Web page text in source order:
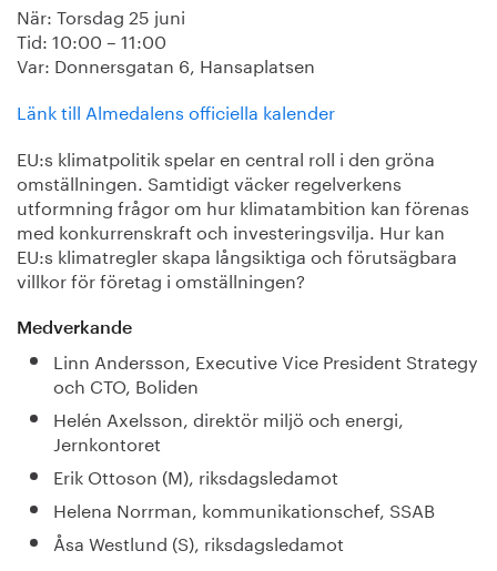
När: Torsdag 25 juni
Tid: 10:00 – 11:00
Var: Donnersgatan 6, Hansaplatsen
Länk till Almedalens officiella kalender
EU:s klimatpolitik spelar en central roll i den gröna
omställningen. Samtidigt väcker regelverkens
utformning frågor om hur klimatambition kan förenas
med konkurrenskraft och investeringsvilja. Hur kan
EU:s klimatregler skapa långsiktiga och förutsägbara
villkor för företag i omställningen?
Medverkande
Linn Andersson, Executive Vice President Strategy
och CTO, Boliden
Helén Axelsson, direktör miljö och energi,
Jernkontoret
Erik Ottoson (M), riksdagsledamot
Helena Norrman, kommunikationschef, SSAB
Åsa Westlund (S), riksdagsledamot